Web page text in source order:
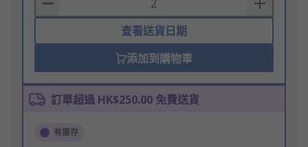
查看送貨日期
添加到購物車
訂單超過 HK$250.00 免費送貨
有庫存